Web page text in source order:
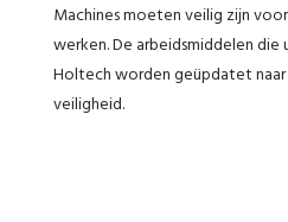
Machines moeten veilig zijn
werken. De arbeidsmiddelen
Holtech worden geüpdatet naar
veiligheid.